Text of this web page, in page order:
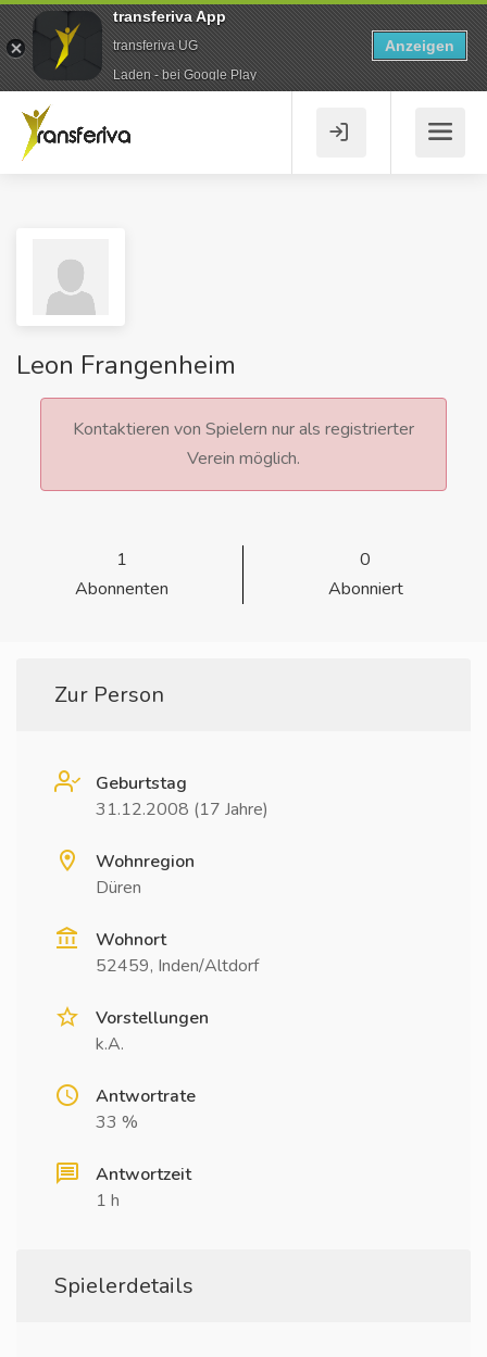
Leon Frangenheim
Kontaktieren von Spielern nur als registrierter
Verein möglich.
1
Abonnenten
0
Abonniert
Zur Person
Geburtstag
31.12.2008 (17 Jahre)
Wohnregion
Düren
Wohnort
52459, Inden/Altdorf
Vorstellungen
k.A.
Antwortrate
33 %
Antwortzeit
1 h
Spielerdetails
transferiva App
transferiva UG
Laden - bei Google Play
Anzeigen